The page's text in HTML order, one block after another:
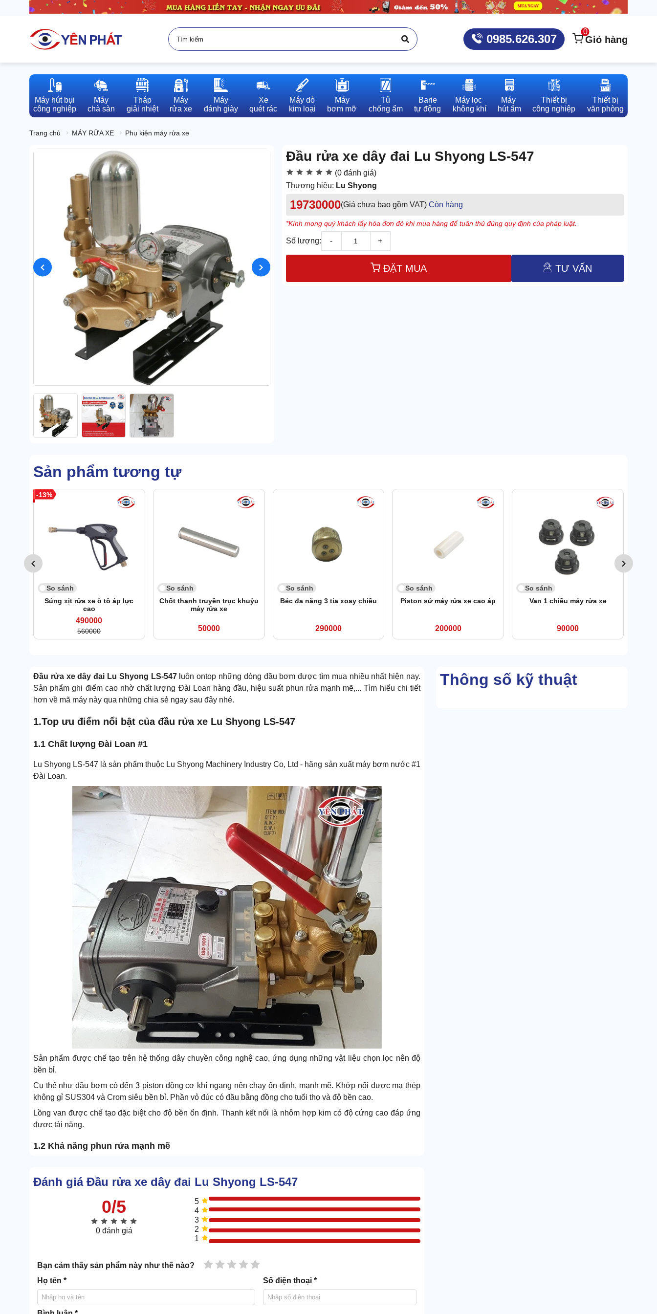
0985.626.307
0
Giỏ hàng
Máy hút bụi
công nghiệp
Máy
chà sàn
Tháp
giải nhiệt
Máy
rửa xe
Máy
đánh giày
Xe
quét rác
Máy dò
kim loại
Máy
bơm mỡ
Tủ
chống ẩm
Barie
tự động
Máy lọc
không khí
Máy
hút ẩm
Thiết bị
công nghiệp
Thiết bị
văn phòng
Trang chủ MÁY RỬA XE Phụ kiện máy rửa xe
Đầu rửa xe dây đai Lu Shyong LS-547
(0 đánh giá)
Thương hiệu: Lu Shyong
19730000(Giá chưa bao gồm VAT) Còn hàng
*Kính mong quý khách lấy hóa đơn đỏ khi mua hàng để tuân thủ đúng quy định của pháp luật.
Số lượng: - +
ĐẶT MUA TƯ VẤN
Sản phẩm tương tự
13
So sánh
Súng xịt rửa xe ô tô áp lực
cao
490000
560000
So sánh
Chốt thanh truyền trục khuỷu
máy rửa xe
50000
So sánh
Béc đa năng 3 tia xoay chiều
290000
So sánh
Piston sứ máy rửa xe cao áp
200000
So sánh
Van 1 chiều máy rửa xe
90000
Thông số kỹ thuật
Đầu rửa xe dây đai Lu Shyong LS-547luôn ontop những dòng đầu bơm được tìm mua nhiều nhất hiện nay.
Sản phẩm ghi điểm cao nhờ chất lượng Đài Loan hàng đầu, hiệu suất phun rửa mạnh mẽ,... Tìm hiểu chi tiết
hơn về mã máy này qua những chia sẻ ngay sau đây nhé.
1.Top ưu điểm nổi bật của đầu rửa xe Lu Shyong LS-547
1.1 Chất lượng Đài Loan #1
Lu Shyong LS-547 là sản phẩm thuộc Lu Shyong Machinery Industry Co, Ltd - hãng sản xuất máy bơm nước #1
Đài Loan.
Sản phẩm được chế tạo trên hệ thống dây chuyền công nghệ cao, ứng dụng những vật liệu chọn lọc nên độ
bền bỉ.
Cụ thể như đầu bơm có đến 3 piston động cơ khí ngang nên chạy ổn định, mạnh mẽ. Khớp nối được mạ thép
không gỉ SUS304 và Crom siêu bền bỉ. Phần vỏ đúc có đầu bằng đồng cho tuổi thọ và độ bền cao.
Lồng van được chế tạo đặc biệt cho độ bền ổn định. Thanh kết nối là nhôm hợp kim có độ cứng cao đáp ứng
được tải nặng.
1.2 Khả năng phun rửa mạnh mẽ
Đánh giá Đầu rửa xe dây đai Lu Shyong LS-547
0/5
0 đánh giá
5
4
3
2
1
Bạn cảm thấy sản phẩm này như thế nào? 5 sao
4 sao
3 sao
2 sao
1 sao
Họ tên * Số điện thoại *